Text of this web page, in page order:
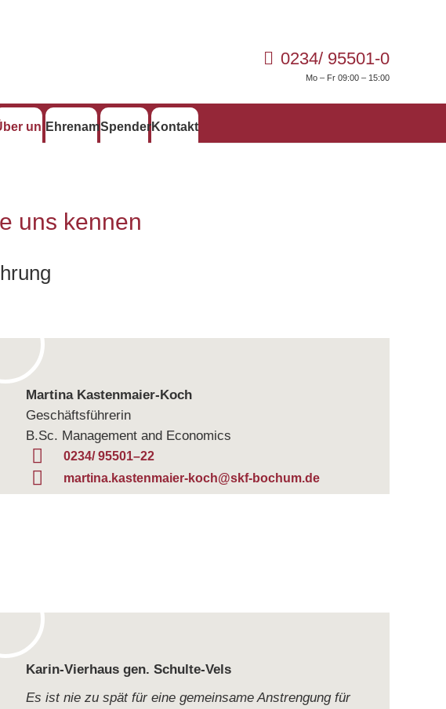
0234/ 95501-0
Mo – Fr 09:00 – 15:00
unsEhren­amtSpen­denKon­takt
uns kennen
Mar­tina Kastenmaier-Koch
Geschäftsführerin
B.Sc. Manage­ment and Economics
0234/ 95501–22
martina.kastenmaier-koch@skf-bochum.de
Karin-Vier­haus gen. Schulte-Vels
Es ist nie zu spät für eine gemein­same Anstren­gung für